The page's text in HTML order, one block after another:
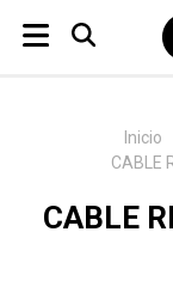
Inicio
CABLE
CABLE